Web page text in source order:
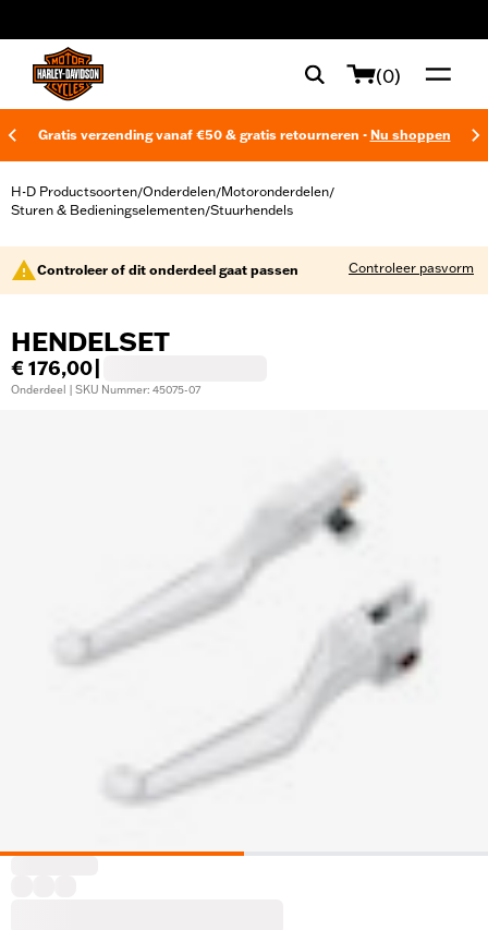
(0)
Gratis verzending vanaf €50 & gratis retourneren - Nu shoppen
H-D Productsoorten/Onderdelen/Motoronderdelen/
Sturen & Bedieningselementen/Stuurhendels
Controleer of dit onderdeel gaat passen Controleer pasvorm
HENDELSET
€ 176,00
Onderdeel | SKU Nummer: 45075-07